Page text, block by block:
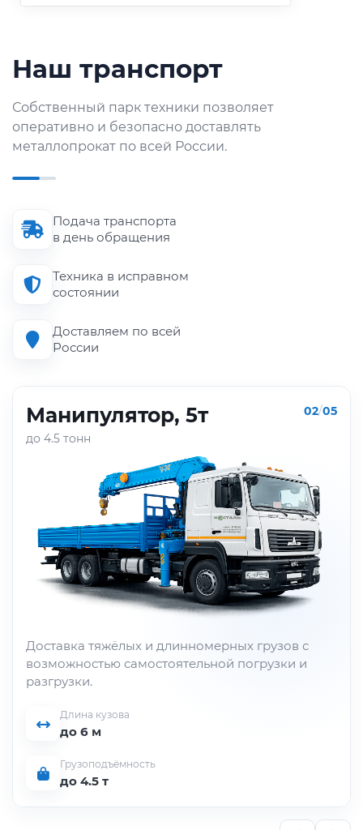
Наш транспорт
Собственный парк техники позволяет
оперативно и безопасно доставлять
металлопрокат по всей России.
Подача транспорта
в день обращения
Техника в исправном
состоянии
Доставляем по всей
России
Манипулятор, 5т
до 4.5 тонн
02/05
Доставка тяжёлых и длинномерных грузов с
возможностью самостоятельной погрузки и
разгрузки.
Длина кузова
до 6 м
Грузоподъёмность
до 4.5 т